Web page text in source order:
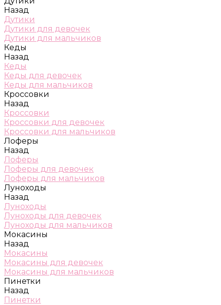
Назад
Дутики
Дутики для девочек
Дутики для мальчиков
Кеды
Назад
Кеды
Кеды для девочек
Кеды для мальчиков
Кроссовки
Назад
Кроссовки
Кроссовки для девочек
Кроссовки для мальчиков
Лоферы
Назад
Лоферы
Лоферы для девочек
Лоферы для мальчиков
Луноходы
Назад
Луноходы
Луноходы для девочек
Луноходы для мальчиков
Мокасины
Назад
Мокасины
Мокасины для девочек
Мокасины для мальчиков
Пинетки
Назад
Пинетки